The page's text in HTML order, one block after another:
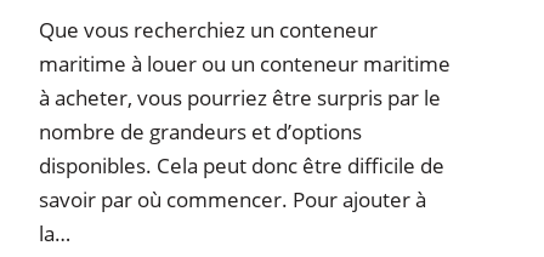
Que vous recherchiez un conteneur
maritime à louer ou un conteneur maritime
à acheter, vous pourriez être surpris par le
nombre de grandeurs et d’options
disponibles. Cela peut donc être difficile de
savoir par où commencer. Pour ajouter à
la…